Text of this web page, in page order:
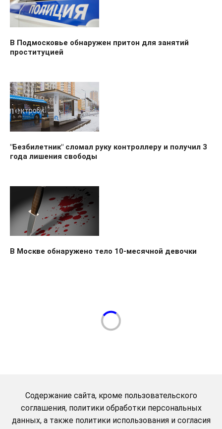
В Подмосковье обнаружен притон для занятий
проституцией
"Безбилетник" сломал руку контроллеру и получил 3
года лишения свободы
В Москве обнаружено тело 10-месячной девочки
Содержание сайта, кроме пользовательского
соглашения, политики обработки персональных
данных, а также политики использования и согласия